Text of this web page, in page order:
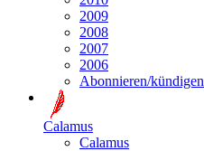
2009
2008
2007
2006
Abonnieren/kündigen
Calamus
Calamus